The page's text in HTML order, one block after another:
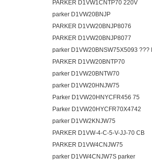
PARKER D1VW1CNTP70 220V
parker D1VW20BNJP
PARKER D1VW20BNJP8076
PARKER D1VW20BNJP8077
parker D1VW20BNSW75X5093
PARKER D1VW20BNTP70
parker D1VW20BNTW70
parker D1VW20HNJW75
Parker D1VW20HNYCFR456 75
Parker D1VW20HYCFR70X4742
parker D1VW2KNJW75
PARKER D1VW-4-C-5-V-JJ-70 CB
PARKER D1VW4CNJW75
parker D1VW4CNJW7S parker